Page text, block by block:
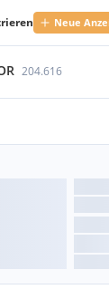
Neue
204.616